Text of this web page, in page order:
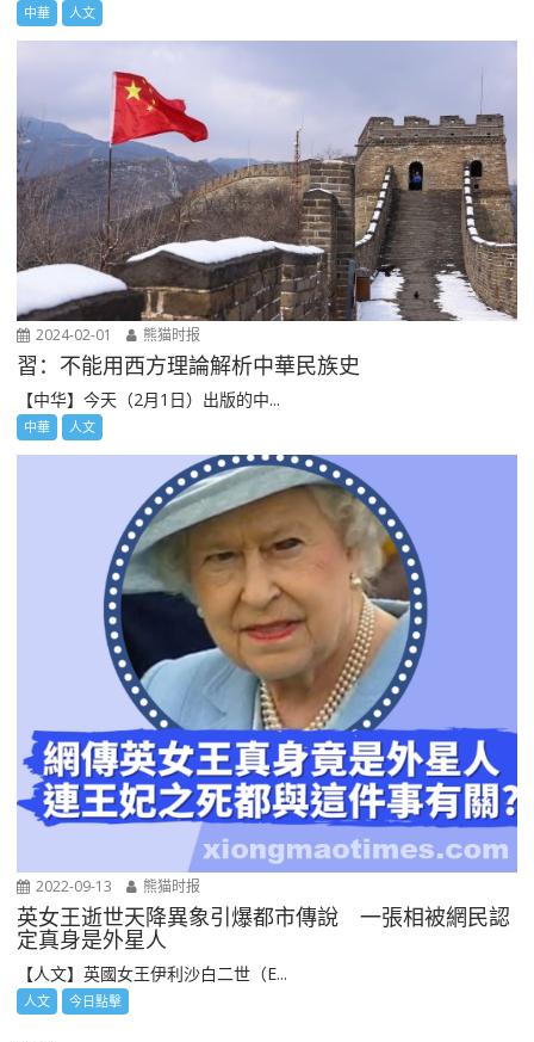
中華 人文
2024-02-01 熊猫时报
習：不能用西方理論解析中華民族史
【中华】今天（2月1日）出版的中...
中華 人文
2022-09-13 熊猫时报
英女王逝世天降異象引爆都市傳說 一張相被網民認
定真身是外星人
【人文】英國女王伊利沙白二世（E...
人文 今日點擊